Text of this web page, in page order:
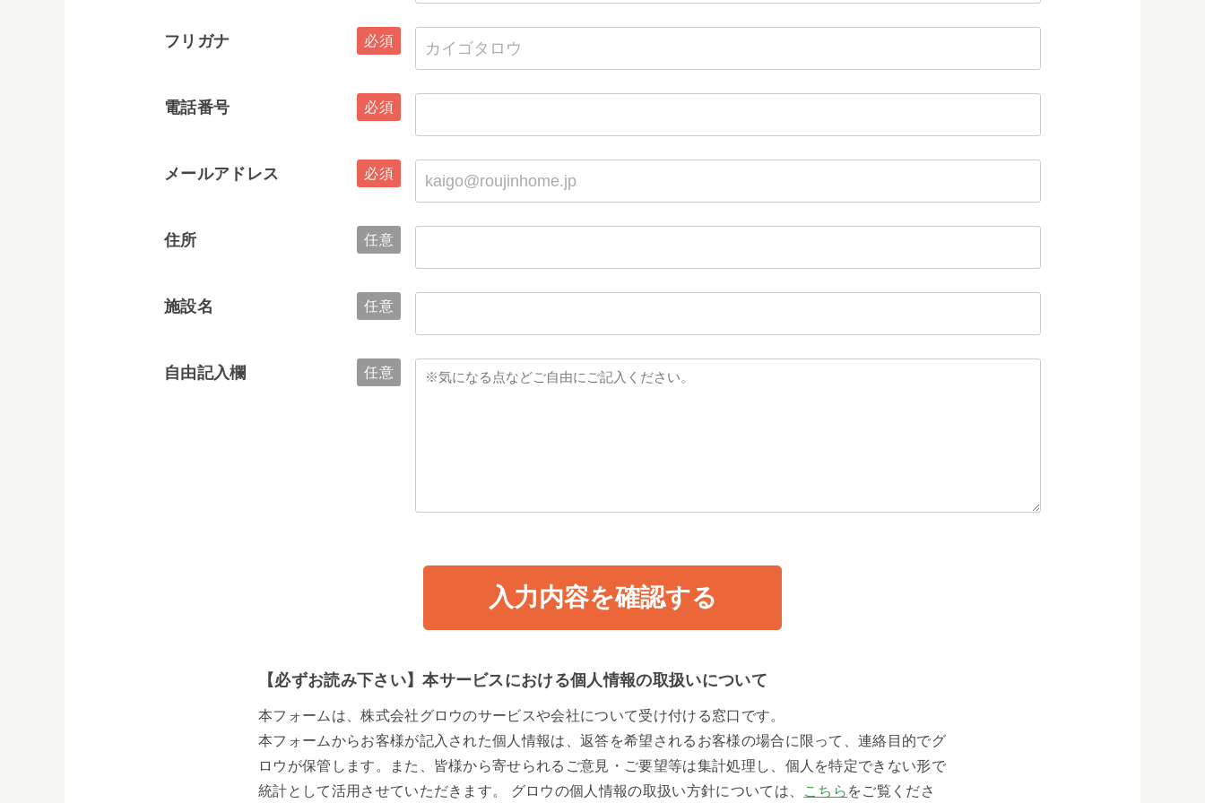
フリガナ
電話番号
メールアドレス
住所
施設名
自由記入欄
【必ずお読み下さい】本サービスにおける個人情報の取扱いについて
本フォームは、株式会社グロウのサービスや会社について受け付ける窓口です。
本フォームからお客様が記入された個人情報は、返答を希望されるお客様の場合に限って、連絡目的でグ
ロウが保管します。また、皆様から寄せられるご意見・ご要望等は集計処理し、個人を特定できない形で
統計として活用させていただきます。 グロウの個人情報の取扱い方針については、
こちら をご覧くださ